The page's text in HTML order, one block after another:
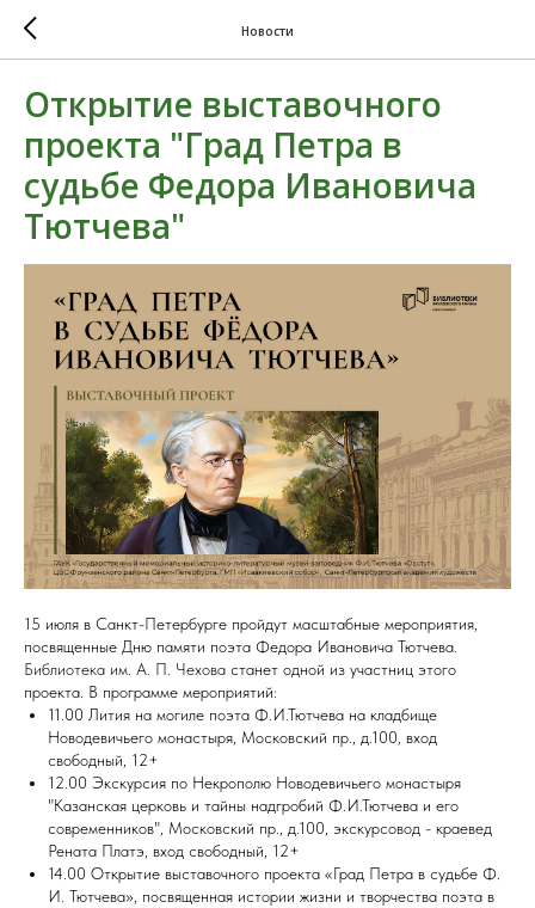
Новости
Открытие выставочного
проекта "Град Петра в
судьбе Федора Ивановича
Тютчева"
15 июля в Санкт-Петербурге пройдут масштабные мероприятия,
посвященные Дню памяти поэта Федора Ивановича Тютчева.
Библиотека им. А. П. Чехова станет одной из участниц этого
проекта. В программе мероприятий:
11.00 Лития на могиле поэта Ф.И.Тютчева на кладбище
Новодевичьего монастыря, Московский пр., д.100, вход
свободный, 12+
12.00 Экскурсия по Некрополю Новодевичьего монастыря
"Казанская церковь и тайны надгробий Ф.И.Тютчева и его
современников", Московский пр., д.100, экскурсовод - краевед
Рената Платэ, вход свободный, 12+
14.00 Открытие выставочного проекта «Град Петра в судьбе Ф.
И. Тютчева», посвященная истории жизни и творчества поэта в